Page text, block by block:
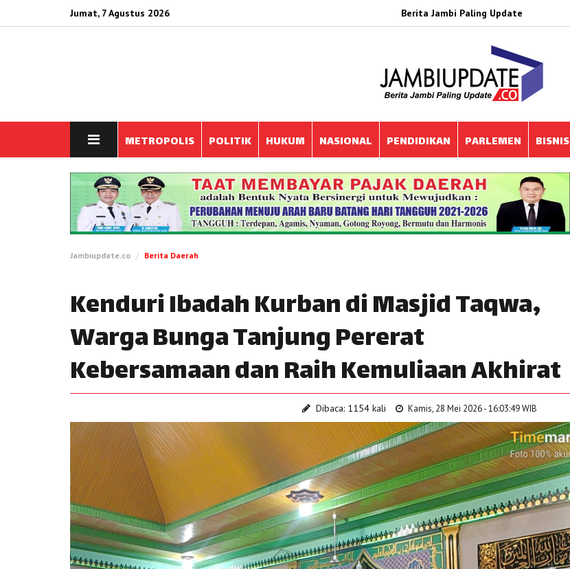
Jumat, 7 Agustus 2026 Berita Jambi Paling Update
METROPOLIS POLITIK HUKUM NASIONAL PENDIDIKAN PARLEMEN BISNIS
Jambiupdate.co Berita Daerah
Kenduri Ibadah Kurban di Masjid Taqwa,
Warga Bunga Tanjung Pererat
Kebersamaan dan Raih Kemuliaan Akhirat
Dibaca: 1154 kali Kamis, 28 Mei 2026 - 16:03:49 WIB